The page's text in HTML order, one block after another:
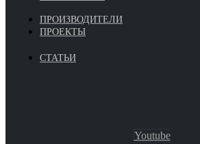
ПРОИЗВОДИТЕЛИ
ПРОЕКТЫ
СТАТЬИ
Youtube